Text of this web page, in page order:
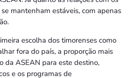
mantenham estáveis, com apenas
escolha dos timorenses como
fora do país, a proporção mais
da ASEAN para este destino,
e os programas de